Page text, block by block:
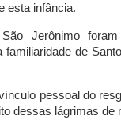
esta infância.
Jerônimo
de
pessoal do
dessas lágrimas de